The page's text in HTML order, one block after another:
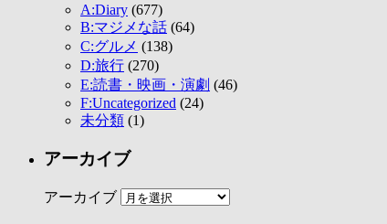
A:Diary (677)
B:マジメな話 (64)
C:グルメ (138)
D:旅行 (270)
E:読書・映画・演劇 (46)
F:Uncategorized (24)
未分類 (1)
アーカイブ
アーカイブ